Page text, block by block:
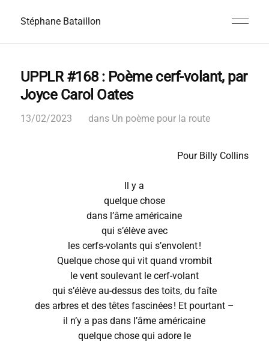
Stéphane Bataillon
UPPLR #168 : Poème cerf-volant, par
Joyce Carol Oates
13/02/2023 dans Un poème pour la route
Pour Billy Collins
Il y a
quelque chose
dans l’âme américaine
qui s’élève avec
les cerfs-volants qui s’envolent !
Quelque chose qui vit quand vrombit
le vent soulevant le cerf-volant
qui s’élève au-dessus des toits, du faîte
des arbres et des têtes fascinées ! Et pourtant –
il n’y a pas dans l’âme américaine
quelque chose qui adore le